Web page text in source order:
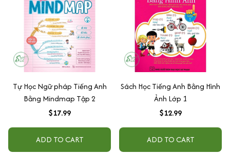
Tự Học Ngữ pháp Tiếng Anh
Bằng Mindmap Tập 2
$17.99
ADD TO CART
Sách Học Tiếng Anh Bằng Hình
Ảnh Lớp 1
$12.99
ADD TO CART